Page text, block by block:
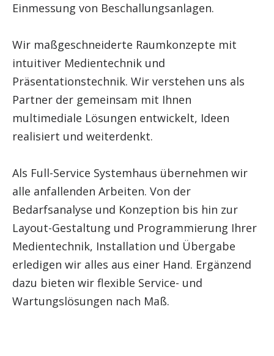
Einmessung von Beschallungsanlagen.
Wir maßgeschneiderte Raumkonzepte mit
intuitiver Medientechnik und
Präsentationstechnik. Wir verstehen uns als
Partner der gemeinsam mit Ihnen
multimediale Lösungen entwickelt, Ideen
realisiert und weiterdenkt.
Als Full-Service Systemhaus übernehmen wir
alle anfallenden Arbeiten. Von der
Bedarfsanalyse und Konzeption bis hin zur
Layout-Gestaltung und Programmierung Ihrer
Medientechnik, Installation und Übergabe
erledigen wir alles aus einer Hand. Ergänzend
dazu bieten wir flexible Service- und
Wartungslösungen nach Maß.